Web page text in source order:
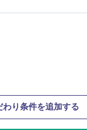
わり条件を追加する